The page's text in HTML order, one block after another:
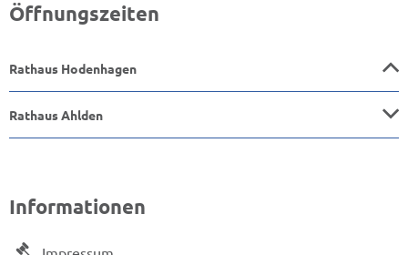
Öffnungszeiten
Rathaus Hodenhagen
Rathaus Ahlden
Informationen